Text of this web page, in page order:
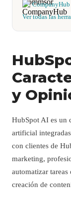
CompanyHub
Ver todas las
y
HubSpot AI es un
artificial
con clientes de
marketing,
automatizar
creación de